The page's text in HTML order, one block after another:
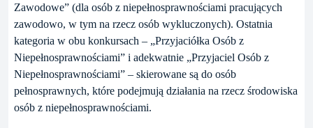
Zawodowe” (dla osób z niepełnosprawnościami pracujących
zawodowo, w tym na rzecz osób wykluczonych). Ostatnia
kategoria w obu konkursach – „Przyjaciółka Osób z
Niepełnosprawnościami” i adekwatnie „Przyjaciel Osób z
Niepełnosprawnościami” – skierowane są do osób
pełnosprawnych, które podejmują działania na rzecz środowiska
osób z niepełnosprawnościami.